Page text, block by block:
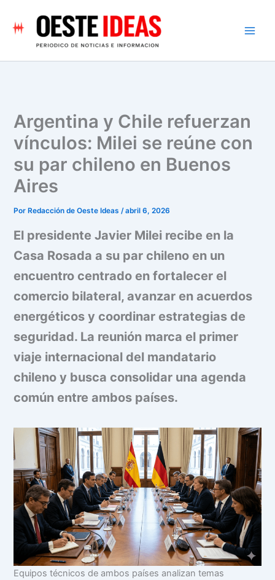
contenido
Argentina y Chile refuerzan
vínculos: Milei se reúne con
su par chileno en Buenos
Aires
Por Redacción de Oeste Ideas/abril 6, 2026
El presidente Javier Milei recibe en la
Casa Rosada a su par chileno en un
encuentro centrado en fortalecer el
comercio bilateral, avanzar en acuerdos
energéticos y coordinar estrategias de
seguridad. La reunión marca el primer
viaje internacional del mandatario
chileno y busca consolidar una agenda
común entre ambos países.
Equipos técnicos de ambos países analizan temas